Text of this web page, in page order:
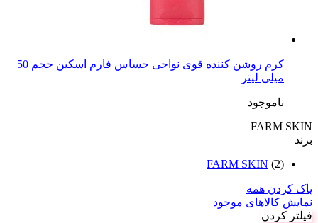
کرم روشن کننده قوی نواحی حساس فارم اسکین حجم 50
میلی لیتر
ناموجود
FARM SKIN
برند
FARM SKIN (2)
پاک کردن همه
نمایش کالاهای موجود
فیلتر کردن